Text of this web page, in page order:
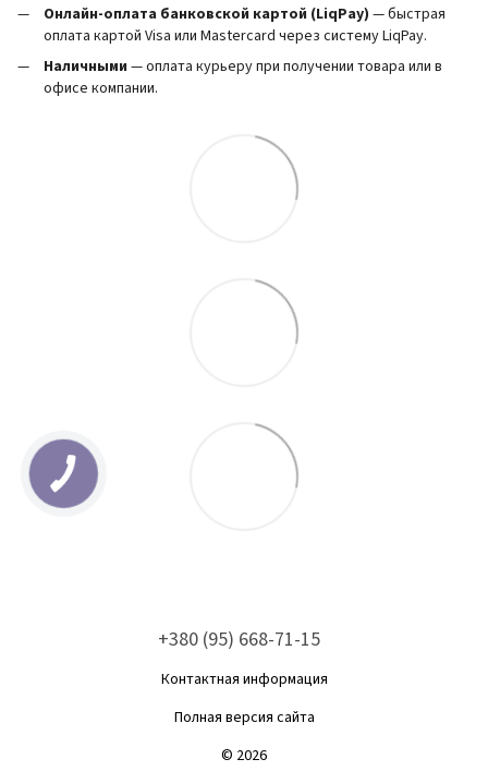
Онлайн-оплата банковской картой (LiqPay) — быстрая
оплата картой Visa или Mastercard через систему LiqPay.
Наличными — оплата курьеру при получении товара или в
офисе компании.
+380 (95) 668-71-15
Контактная информация
Полная версия сайта
© 2026